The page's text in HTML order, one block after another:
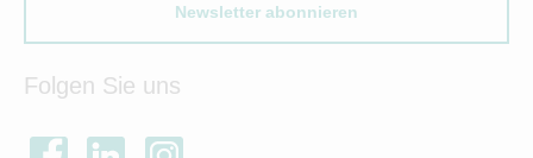
Newsletter abonnieren
Folgen Sie uns